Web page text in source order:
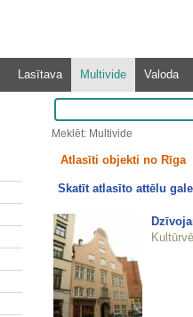
Lasītava Multivide Valoda
Meklēt: Multivide
Atlasīti objekti no Rīga
Skatīt atlasīto attēlu